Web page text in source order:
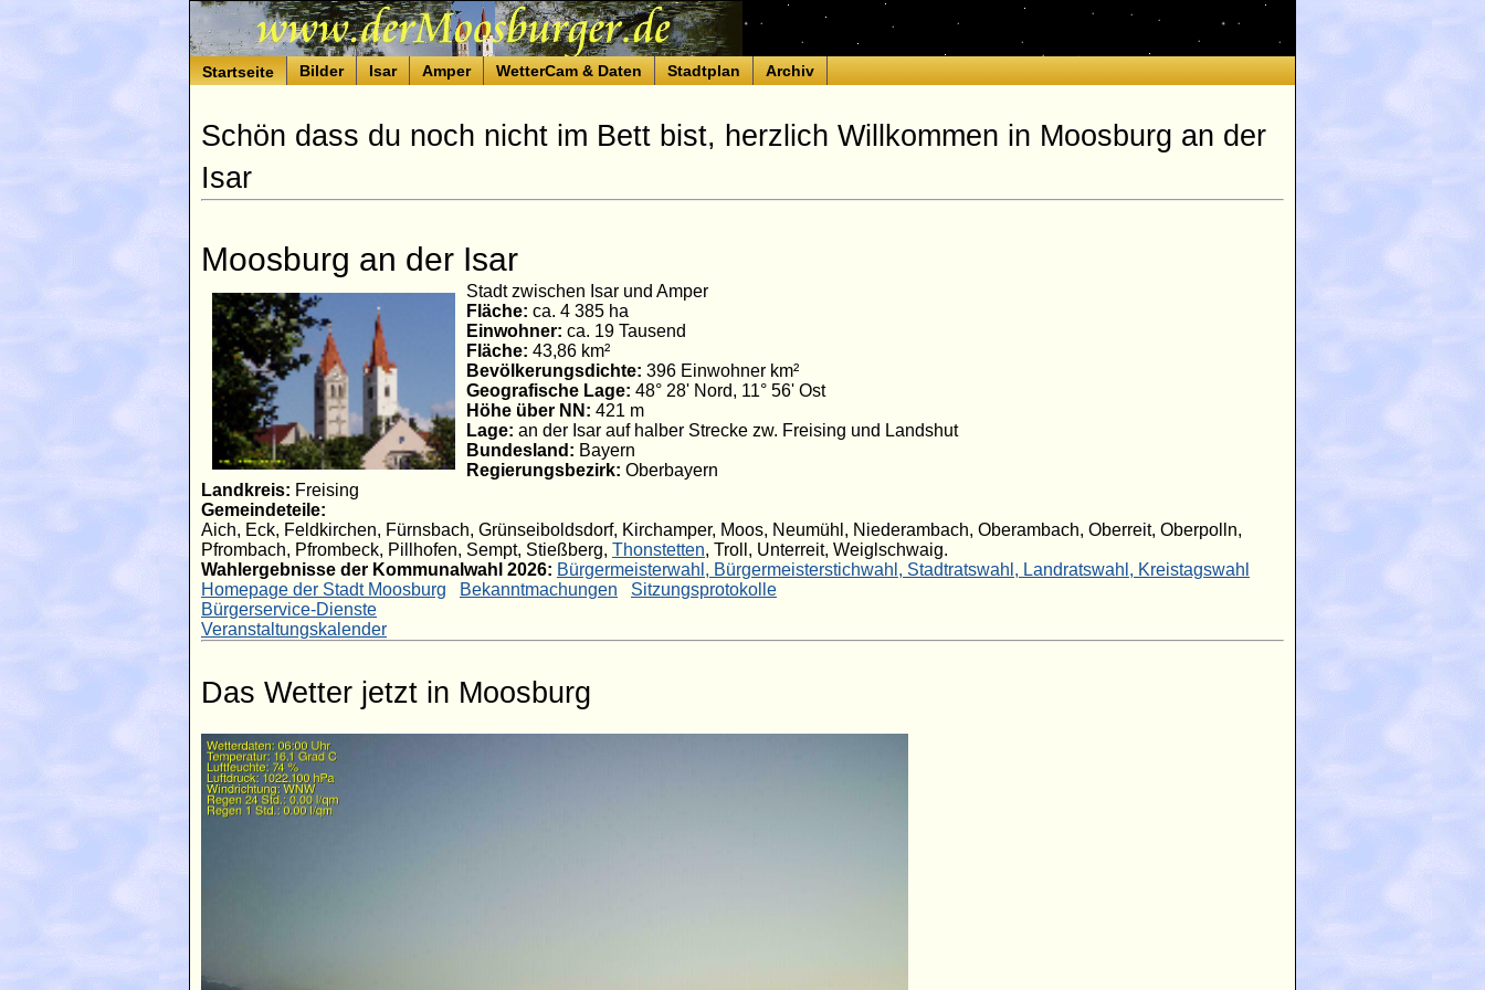
Startseite Bilder Isar Amper WetterCam & Daten Stadtplan Archiv
Schön dass du noch nicht im Bett bist, herzlich Willkommen in Moosburg an der
Isar
Moosburg an der Isar
Stadt zwischen Isar und Amper
Fläche: ca. 4 385 ha
Einwohner: ca. 19 Tausend
Fläche: 43,86 km²
Bevölkerungsdichte: 396 Einwohner km²
Geografische Lage: 48° 28' Nord, 11° 56' Ost
Höhe über NN: 421 m
Lage: an der Isar auf halber Strecke zw. Freising und Landshut
Bundesland: Bayern
Regierungsbezirk: Oberbayern
Landkreis: Freising
Gemeindeteile:
Aich, Eck, Feldkirchen, Fürnsbach, Grünseiboldsdorf, Kirchamper, Moos, Neumühl, Niederambach, Oberambach, Oberreit, Oberpolln,
Pfrombach, Pfrombeck, Pillhofen, Sempt, Stießberg, Thonstetten, Troll, Unterreit, Weiglschwaig.
Wahlergebnisse der Kommunalwahl 2026: Bürgermeisterwahl, Bürgermeisterstichwahl, Stadtratswahl, Landratswahl, Kreistagswahl
Homepage der Stadt Moosburg
Bekanntmachungen
Sitzungsprotokolle
Bürgerservice-Dienste
Veranstaltungskalender
Das Wetter jetzt in Moosburg